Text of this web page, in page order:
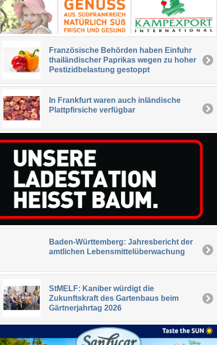
Französische Behörden haben Einfuhr
thailändischer Paprikas wegen zu hoher
Pestizidbelastung gestoppt
In Frankfurt waren auch inländische
Plattpfirsiche verfügbar
Baden-Württemberg: Jahresbericht der
amtlichen Lebensmittelüberwachung
StMELF: Kaniber würdigt die
Zukunftskraft des Gartenbaus beim
Gärtnerjahrtag 2026